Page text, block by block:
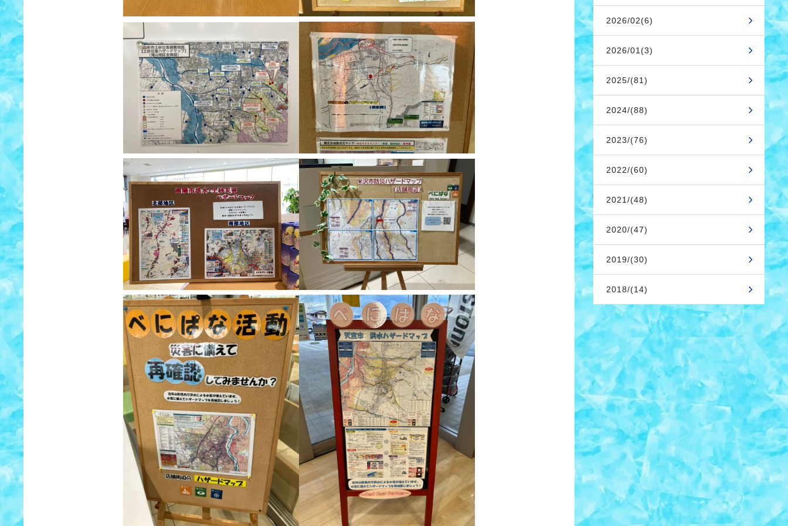
2026/02(6)
2026/01(3)
2025/(81)
2024/(88)
2023/(76)
2022/(60)
2021/(48)
2020/(47)
2019/(30)
2018/(14)